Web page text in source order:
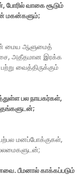
போரில் வாகை சூடும்
மகன்களும்;
மைய ஆளுமைத்
அதீதமான இரக்க
வைத்திருக்கும்
பல நாயகர்கள்,
மனப்போக்குகள்,
பீமனால் காக்கப்படும்